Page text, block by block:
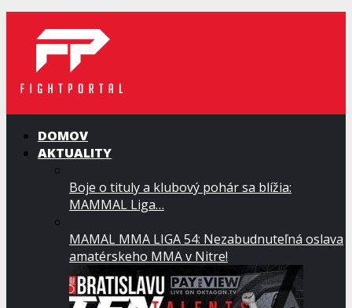
DOMOV
AKTUALITY
Boje o tituly a klubový pohár sa blížia:
MAMMAL Liga…
MAMAL MMA LIGA 54: Nezabudnuteľná oslava
amatérskeho MMA v Nitre!